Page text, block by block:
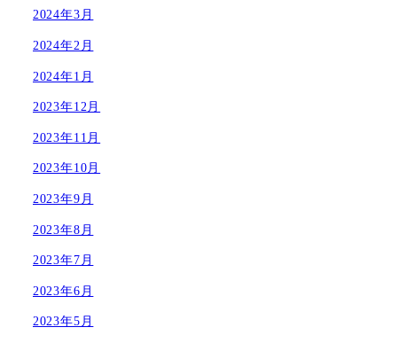
2024年3月
2024年2月
2024年1月
2023年12月
2023年11月
2023年10月
2023年9月
2023年8月
2023年7月
2023年6月
2023年5月